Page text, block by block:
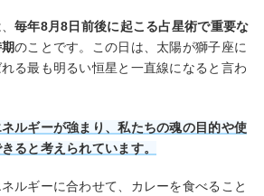
毎年8月8日前後に起こる占星術で重要な
のことです。この日は、太陽が獅子座に
る最も明るい恒星と一直線になると言わ
ルギーが強まり、私たちの魂の目的や使
ると考えられています。
ルギーに合わせて、カレーを食べること